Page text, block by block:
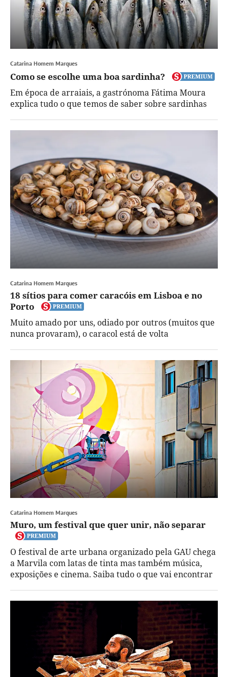
Catarina Homem Marques
Como se escolhe uma boa sardinha?
Em época de arraiais, a gastrónoma Fátima Moura
explica tudo o que temos de saber sobre sardinhas
Catarina Homem Marques
18 sítios para comer caracóis em Lisboa e no
Porto
Muito amado por uns, odiado por outros (muitos que
nunca provaram), o caracol está de volta
Catarina Homem Marques
Muro, um festival que quer unir, não separar
O festival de arte urbana organizado pela GAU chega
a Marvila com latas de tinta mas também música,
exposições e cinema. Saiba tudo o que vai encontrar